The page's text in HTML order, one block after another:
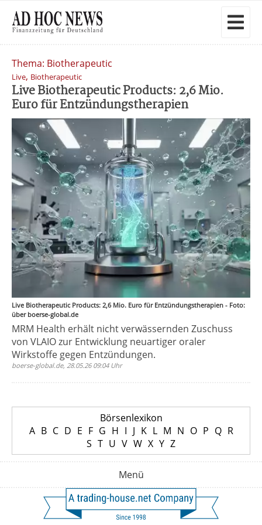
Thema: Biotherapeutic
Live, Biotherapeutic
Live Biotherapeutic Products: 2,6 Mio.
Euro für Entzündungstherapien
Live Biotherapeutic Products: 2,6 Mio. Euro für Entzündungstherapien - Foto:
über boerse-global.de
MRM Health erhält nicht verwässernden Zuschuss
von VLAIO zur Entwicklung neuartiger oraler
Wirkstoffe gegen Entzündungen.
boerse-global.de, 28.05.26 09:04 Uhr
Börsenlexikon
A B C D E F G H I J K L M N O P Q R
S T U V W X Y Z
Menü